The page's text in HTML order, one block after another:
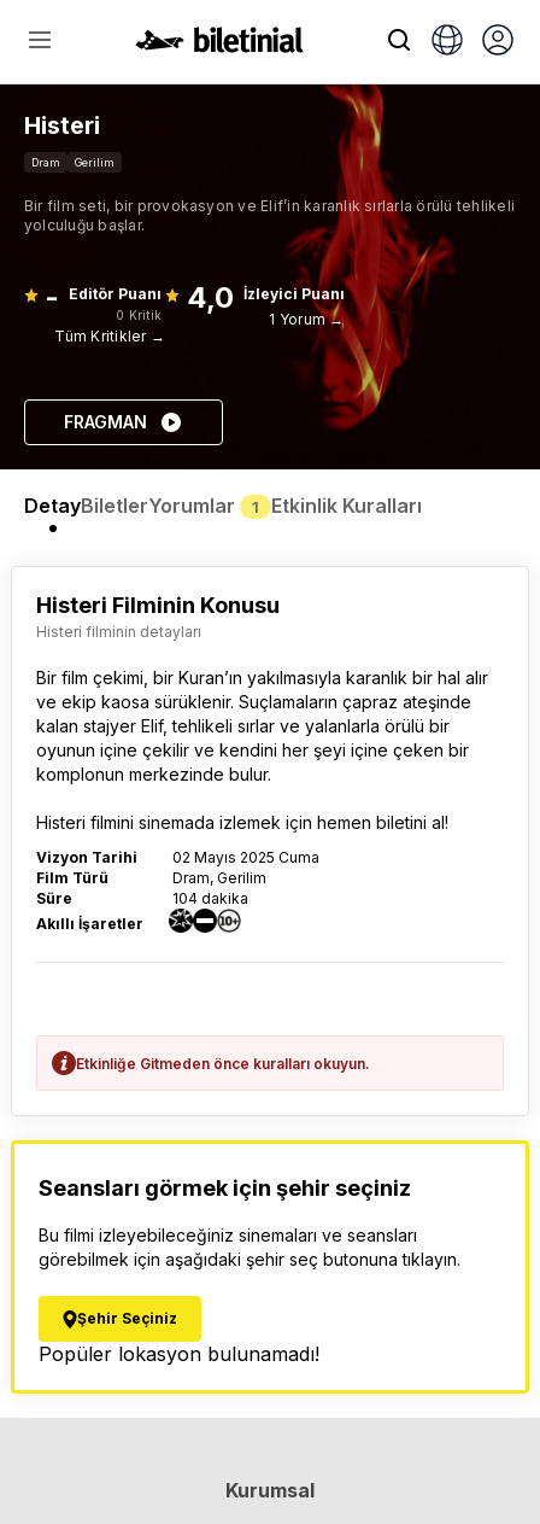
Histeri
Dram Gerilim
Bir film seti, bir provokasyon ve Elif’in karanlık sırlarla örülü tehlikeli
yolculuğu başlar.
- Editör Puanı
0 Kritik
Tüm Kritikler →
4,0 İzleyici Puanı
1 Yorum →
FRAGMAN
DetayBiletlerYorumlar 1 Etkinlik Kuralları
Histeri Filminin Konusu
Histeri filminin detayları
Bir film çekimi, bir Kuran’ın yakılmasıyla karanlık bir hal alır
ve ekip kaosa sürüklenir. Suçlamaların çapraz ateşinde
kalan stajyer Elif, tehlikeli sırlar ve yalanlarla örülü bir
oyunun içine çekilir ve kendini her şeyi içine çeken bir
komplonun merkezinde bulur.
Histeri filmini sinemada izlemek için hemen biletini al!
Vizyon Tarihi
02 Mayıs 2025 Cuma
Film Türü
Dram, Gerilim
Süre
104 dakika
Akıllı İşaretler
Etkinliğe Gitmeden önce kuralları okuyun.
Seansları görmek için şehir seçiniz
Bu filmi izleyebileceğiniz sinemaları ve seansları
görebilmek için aşağıdaki şehir seç butonuna tıklayın.
Şehir Seçiniz
Popüler lokasyon bulunamadı!
Kurumsal